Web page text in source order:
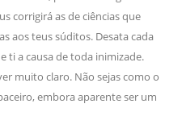
corrigirá as de ciências que
aos teus súditos. Desata cada
ti a causa de toda inimizade.
muito claro. Não sejas como o
embora aparente ser um